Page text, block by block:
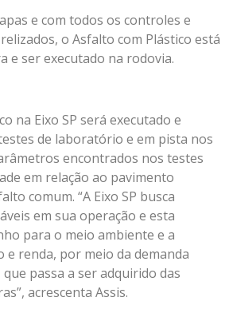
e com todos os controles e
o Asfalto com Plástico está
e ser executado na rodovia.
na Eixo SP será executado e
de laboratório e em pista nos
encontrados nos testes
em relação ao pavimento
comum. “A Eixo SP busca
em sua operação e esta
para o meio ambiente e a
e renda, por meio da demanda
passa a ser adquirido das
acrescenta Assis.